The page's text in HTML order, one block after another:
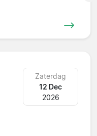
Zaterdag
12 Dec
2026